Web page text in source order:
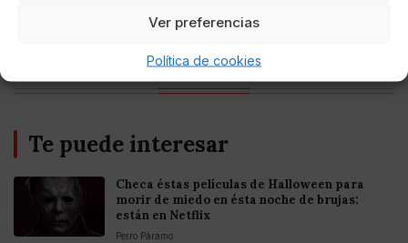
Ver preferencias
Política de cookies
Europea
Te puede interesar
Checa éstas películas de Halloween para
morir de miedo en ésta noche de brujas:
están en Netflix
Perro Páramo